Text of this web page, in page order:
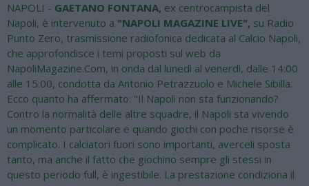
NAPOLI - GAETANO FONTANA, ex centrocampista del
Napoli, è intervenuto a "NAPOLI MAGAZINE LIVE", su Radio
Punto Zero, trasmissione radiofonica dedicata al Calcio Napoli,
che approfondisce i temi proposti sul web da
NapoliMagazine.Com, in onda dal lunedì al venerdì, dalle 14:00
alle 15:00, condotta da Antonio Petrazzuolo e Michele Sibilla.
Ecco quanto ha affermato: "Il Napoli non sta funzionando?
Contro la normalità delle altre squadre, il Napoli sta vivendo
un momento particolare e quando giochi con poche risorse è
complicato. I calciatori fuori sono importanti, averceli sposta
tanto, ma anche il fatto che giochino sempre gli stessi in
questo periodo full, è ingestibile. La prestazione condiziona il